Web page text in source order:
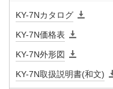
材質 ネ
ット
KY-7Nカタログ
KY-7N価格表
KY-7N外形図
KY-7N取扱説明書(和文)